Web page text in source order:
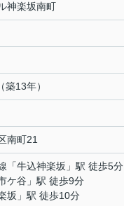
神楽坂南町
13年）
南町21
「牛込神楽坂 」駅 徒歩5分
ケ谷 」駅 徒歩9分
坂 」駅 徒歩10分